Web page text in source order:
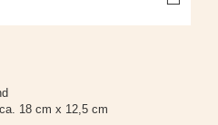
18 cm x 12,5 cm